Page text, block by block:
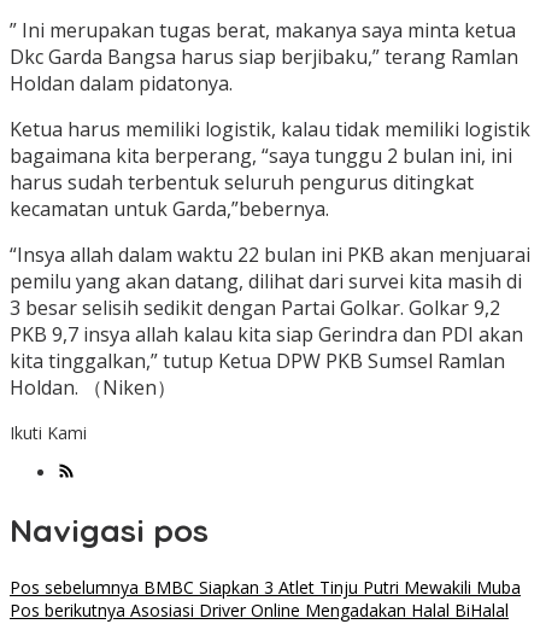
” Ini merupakan tugas berat, makanya saya minta ketua
Dkc Garda Bangsa harus siap berjibaku,” terang Ramlan
Holdan dalam pidatonya.
Ketua harus memiliki logistik, kalau tidak memiliki logistik
bagaimana kita berperang, “saya tunggu 2 bulan ini, ini
harus sudah terbentuk seluruh pengurus ditingkat
kecamatan untuk Garda,”bebernya.
“Insya allah dalam waktu 22 bulan ini PKB akan menjuarai
pemilu yang akan datang, dilihat dari survei kita masih di
3 besar selisih sedikit dengan Partai Golkar. Golkar 9,2
PKB 9,7 insya allah kalau kita siap Gerindra dan PDI akan
kita tinggalkan,” tutup Ketua DPW PKB Sumsel Ramlan
Holdan. （Niken）
Ikuti Kami
Navigasi pos
Pos sebelumnya BMBC Siapkan 3 Atlet Tinju Putri Mewakili Muba
Pos berikutnya Asosiasi Driver Online Mengadakan Halal BiHalal